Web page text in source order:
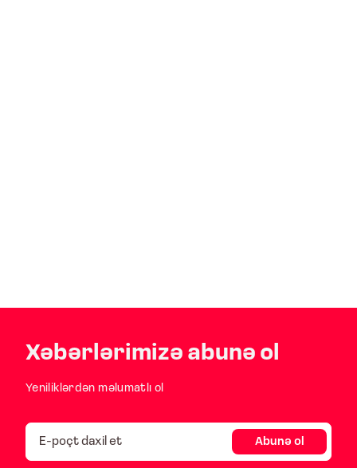
Xəbərlərimizə abunə ol
Yeniliklərdən məlumatlı ol
Abunə ol